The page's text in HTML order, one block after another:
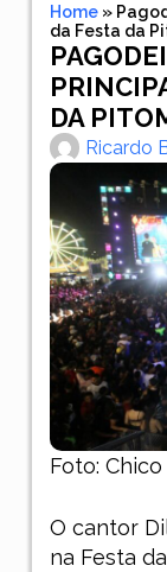
Home»
da Festa da
DA
Ricardo
Foto:
O cantor
na Festa